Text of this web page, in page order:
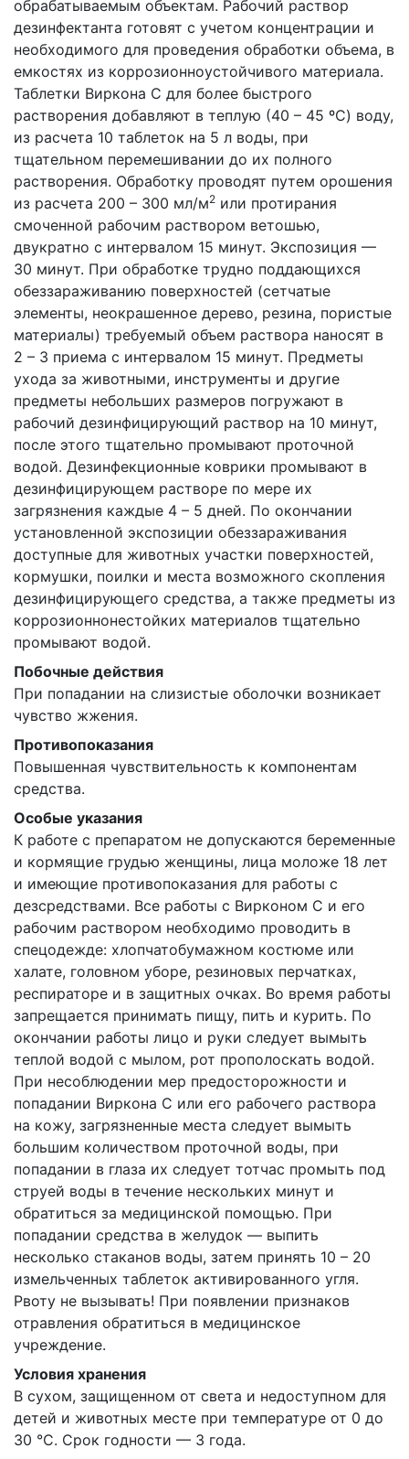
обрабатываемым объектам. Рабочий раствор
дезинфектанта готовят с учетом концентрации и
необходимого для проведения обработки объема, в
емкостях из коррозионноустойчивого материала.
Таблетки Виркона С для более быстрого
растворения добавляют в теплую (40 – 45 ºC) воду,
из расчета 10 таблеток на 5 л воды, при
тщательном перемешивании до их полного
растворения. Обработку проводят путем орошения
из расчета 200 – 300 мл/м2 или протирания
смоченной рабочим раствором ветошью,
двукратно с интервалом 15 минут. Экспозиция —
30 минут. При обработке трудно поддающихся
обеззараживанию поверхностей (сетчатые
элементы, неокрашенное дерево, резина, пористые
материалы) требуемый объем раствора наносят в
2 – 3 приема с интервалом 15 минут. Предметы
ухода за животными, инструменты и другие
предметы небольших размеров погружают в
рабочий дезинфицирующий раствор на 10 минут,
после этого тщательно промывают проточной
водой. Дезинфекционные коврики промывают в
дезинфицирующем растворе по мере их
загрязнения каждые 4 – 5 дней. По окончании
установленной экспозиции обеззараживания
доступные для животных участки поверхностей,
кормушки, поилки и места возможного скопления
дезинфицирующего средства, а также предметы из
коррозионнонестойких материалов тщательно
промывают водой.
Побочные действия
При попадании на слизистые оболочки возникает
чувство жжения.
Противопоказания
Повышенная чувствительность к компонентам
средства.
Особые указания
К работе с препаратом не допускаются беременные
и кормящие грудью женщины, лица моложе 18 лет
и имеющие противопоказания для работы с
дезсредствами. Все работы с Вирконом С и его
рабочим раствором необходимо проводить в
спецодежде: хлопчатобумажном костюме или
халате, головном уборе, резиновых перчатках,
респираторе и в защитных очках. Во время работы
запрещается принимать пищу, пить и курить. По
окончании работы лицо и руки следует вымыть
теплой водой с мылом, рот прополоскать водой.
При несоблюдении мер предосторожности и
попадании Виркона С или его рабочего раствора
на кожу, загрязненные места следует вымыть
большим количеством проточной воды, при
попадании в глаза их следует тотчас промыть под
струей воды в течение нескольких минут и
обратиться за медицинской помощью. При
попадании средства в желудок — выпить
несколько стаканов воды, затем принять 10 – 20
измельченных таблеток активированного угля.
Рвоту не вызывать! При появлении признаков
отравления обратиться в медицинское
учреждение.
Условия хранения
В сухом, защищенном от света и недоступном для
детей и животных месте при температуре от 0 до
30 °С. Срок годности — 3 года.